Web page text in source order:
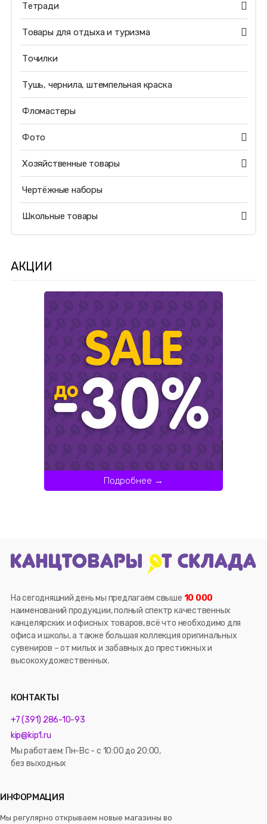
Тетради
Товары для отдыха и туризма
Точилки
Тушь, чернила, штемпельная краска
Фломастеры
Фото
Хозяйственные товары
Чертёжные наборы
Школьные товары
АКЦИИ
Подробнее →
На сегодняшний день мы предлагаем свыше 10 000
наименований продукции, полный спектр качественных
канцелярских и офисных товаров, всё что необходимо для
офиса и школы, а также большая коллекция оригинальных
сувениров – от милых и забавных до престижных и
высокохудожественных.
КОНТАКТЫ
+7 (391) 286-10-93
kip@kip1.ru
Мы работаем: Пн-Вс - с 10:00 до 20:00,
без выходных
ИНФОРМАЦИЯ
Мы регулярно открываем новые магазины во